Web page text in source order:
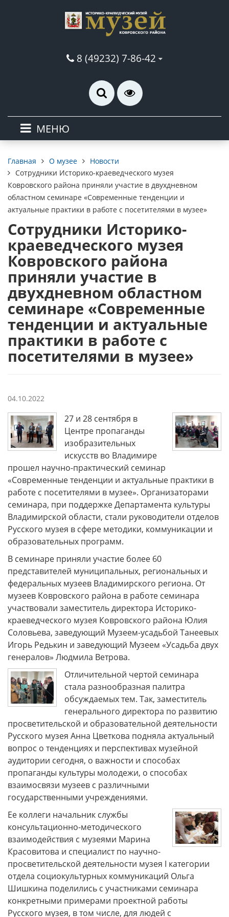
8 (49232) 7-86-42
МЕНЮ
Главная О музее
Новости
Сотрудники Историко-краеведческого музея
Ковровского района приняли участие в двухдневном
областном семинаре «Современные тенденции и
актуальные практики в работе с посетителями в музее»
Сотрудники Историко-
краеведческого музея
Ковровского района
приняли участие в
двухдневном областном
семинаре «Современные
тенденции и актуальные
практики в работе с
посетителями в музее»
04.10.2022
27 и 28 сентября в
Центре пропаганды
изобразительных
искусств во Владимире
прошел научно-практический семинар
«Современные тенденции и актуальные практики в
работе с посетителями в музее». Организаторами
семинара, при поддержке Департамента культуры
Владимирской области, стали руководители отделов
Русского музея в сфере методики, коммуникации и
образовательных программ.
В семинаре приняли участие более 60
представителей муниципальных, региональных и
федеральных музеев Владимирского региона. От
музеев Ковровского района в работе семинара
участвовали заместитель директора Историко-
краеведческого музея Ковровского района Юлия
Соловьева, заведующий Музеем-усадьбой Танеевых
Игорь Редькин и заведующий Музеем «Усадьба двух
генералов» Людмила Ветрова.
Отличительной чертой семинара
стала разнообразная палитра
обсуждаемых тем. Так, заместитель
генерального директора по развитию
просветительской и образовательной деятельности
Русского музея Анна Цветкова подняла актуальный
вопрос о тенденциях и перспективах музейной
аудитории сегодня, о важности и способах
пропаганды культуры молодежи, о способах
взаимосвязи музеев с различными
государственными учреждениями.
Ее коллеги начальник службы
консультационно-методического
взаимодействия с музеями Марина
Красовитова и специалист по научно-
просветительской деятельности музея I категории
отдела социокультурных коммуникаций Ольга
Шишкина поделились с участниками семинара
конкретными примерами проектной работы
Русского музея, в том числе, для людей с